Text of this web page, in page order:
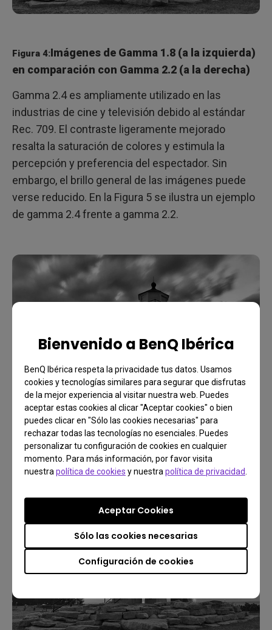
Bienvenido a BenQ Ibérica
BenQ Ibérica respeta la privacidade tus datos. Usamos
cookies y tecnologías similares para segurar que disfrutas
de la mejor experiencia al visitar nuestra web. Puedes
aceptar estas cookies al clicar "Aceptar cookies" o bien
puedes clicar en "Sólo las cookies necesarias" para
rechazar todas las tecnologías no esenciales. Puedes
personalizar tu configuración de cookies en cualquier
momento. Para más información, por favor visita
nuestra política de cookies y nuestra política de privacidad
Configuración de cookies
Sólo las cookies necesarias
Aceptar Cookies
Figura 4:Imágenes de Gamma 1.8 (a la izquierda)
en comparación con Gamma 2.2 (a la derecha)
Gamma 2.4 es ampliamente utilizado en las
industrias de cine y televisión debido al estándar
Rec. 709. El contraste ligeramente mejorado
resalta la saturación de colores y estimula la
percepción y preferencia del espectador. Sin
embargo, el brillo general de las imágenes puede
verse reducido. En la Figura 5 se ilustra un ejemplo
de gamma 2.4 frente a gamma 2.2.